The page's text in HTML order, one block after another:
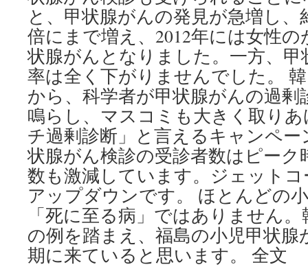
と、甲状腺がんの発見が急増し、
倍にまで増え、2012年には女性
状腺がんとなりました。一方、
率は全く下がりませんでした。
から、科学者が甲状腺がんの過
鳴らし、マスコミも大きく取り
チ過剰診断」と言えるキャンペ
状腺がん検診の受診者数はピーク
数も激減しています。ジェット
アップダウンです。 ほとんどの
「死に至る病」ではありません
の例を踏まえ、福島の小児甲状腺
期に来ていると思います。 全文